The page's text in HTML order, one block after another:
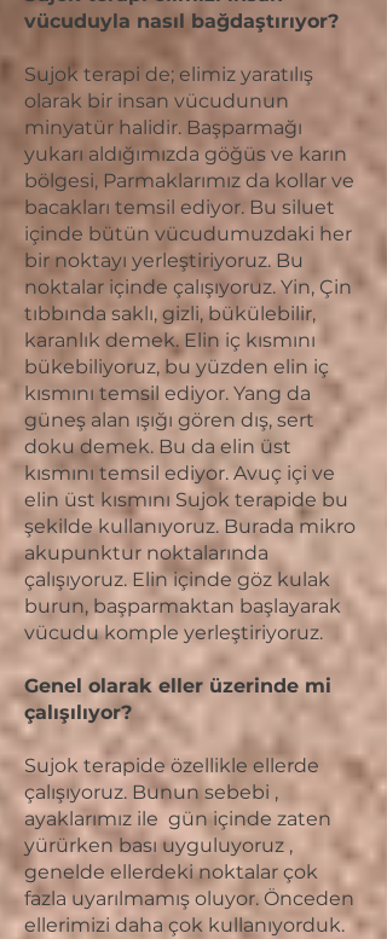
vücuduyla nasıl bağdaştırıyor?
Sujok terapi de; elimiz yaratılış
olarak bir insan vücudunun
minyatür halidir. Başparmağı
yukarı aldığımızda göğüs ve karın
bölgesi, Parmaklarımız da kollar ve
bacakları temsil ediyor. Bu siluet
içinde bütün vücudumuzdaki her
bir noktayı yerleştiriyoruz. Bu
noktalar içinde çalışıyoruz. Yin, Çin
tıbbında saklı, gizli, bükülebilir,
karanlık demek. Elin iç kısmını
bükebiliyoruz, bu yüzden elin iç
kısmını temsil ediyor. Yang da
güneş alan ışığı gören dış, sert
doku demek. Bu da elin üst
kısmını temsil ediyor. Avuç içi ve
elin üst kısmını Sujok terapide bu
şekilde kullanıyoruz. Burada mikro
akupunktur noktalarında
çalışıyoruz. Elin içinde göz kulak
burun, başparmaktan başlayarak
vücudu komple yerleştiriyoruz.
Genel olarak eller üzerinde mi
çalışılıyor?
Sujok terapide özellikle ellerde
çalışıyoruz. Bunun sebebi ,
ayaklarımız ile gün içinde zaten
yürürken bası uyguluyoruz ,
genelde ellerdeki noktalar çok
fazla uyarılmamış oluyor. Önceden
ellerimizi daha çok kullanıyorduk.